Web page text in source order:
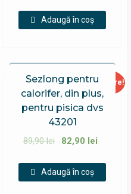
Adaugă în coș
Reducere!
Sezlong pentru
calorifer, din plus,
pentru pisica dvs
43201
89,90lei 82,90 lei
Adaugă în coș